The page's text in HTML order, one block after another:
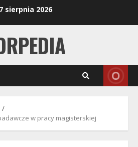
7 sierpnia 2026
w pracy magisterskiej